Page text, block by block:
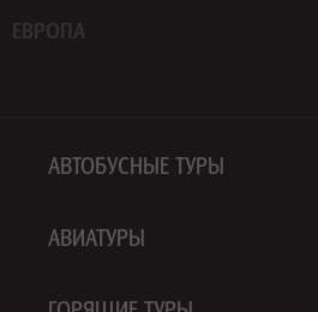
ЕВРОПА
АВТОБУСНЫЕ ТУРЫ
АВИАТУРЫ